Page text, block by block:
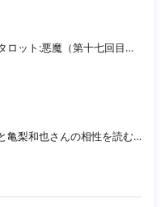
魂の成長を読むタロット:悪魔（第十七回目）｜大阪・箕面占いスクールラブアンドライト
田中みな実さんと亀梨和也さんの相性を読む｜大阪・箕面占いスクールラブアンドライト